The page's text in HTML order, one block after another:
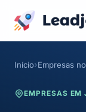
Início Empresas
EMPRESAS EM